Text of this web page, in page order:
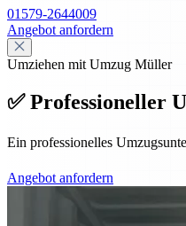
01579-2644009
Angebot anfordern
Umziehen mit Umzug Müller
✅ Professioneller
Ein professionelles
Angebot anfordern